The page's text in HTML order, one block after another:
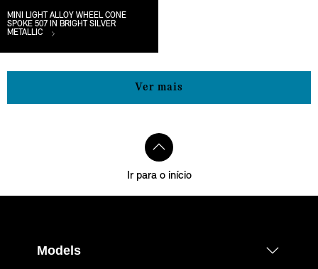
MINI LIGHT ALLOY WHEEL CONE
SPOKE 507 IN BRIGHT SILVER
METALLIC
Ver mais
Ir para o início
Models